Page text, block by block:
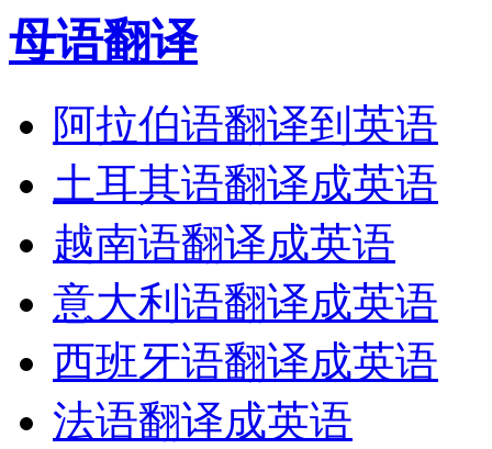
母语翻译
阿拉伯语翻译到英语
土耳其语翻译成英语
越南语翻译成英语
意大利语翻译成英语
西班牙语翻译成英语
法语翻译成英语